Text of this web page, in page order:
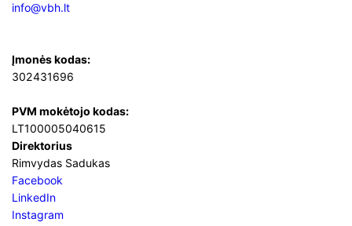
info@vbh.lt
Įmonės kodas:
302431696
PVM mokėtojo kodas:
LT100005040615
Direktorius
Rimvydas Sadukas
Facebook
LinkedIn
Instagram